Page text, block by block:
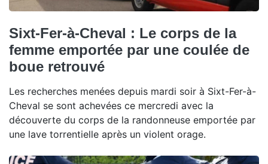
Sixt-Fer-à-Cheval : Le corps de la
femme emportée par une coulée de
boue retrouvé
Les recherches menées depuis mardi soir à Sixt-Fer-à-
Cheval se sont achevées ce mercredi avec la
découverte du corps de la randonneuse emportée par
une lave torrentielle après un violent orage.